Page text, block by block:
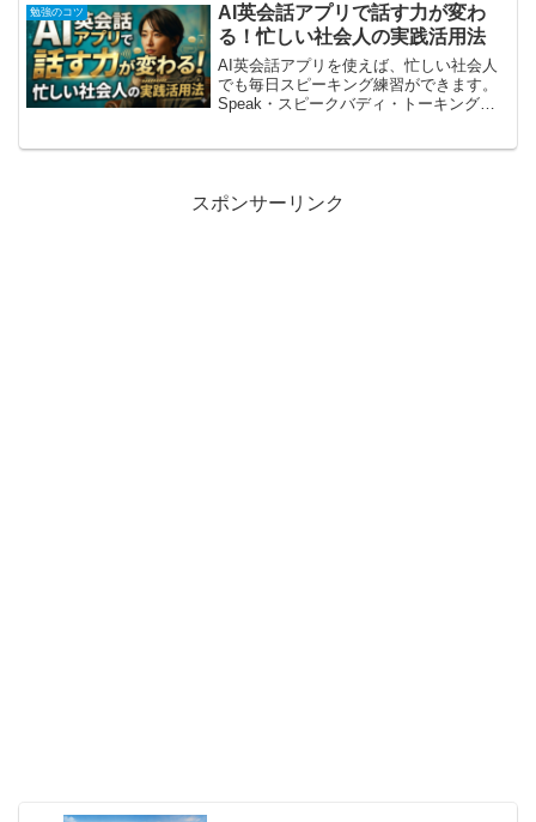
勉強のコツ
AI英会話アプリで話す力が変わ
る！忙しい社会人の実践活用法
AI英会話アプリを使えば、忙しい社会人
でも毎日スピーキング練習ができます。
Speak・スピークバディ・トーキングマ
スポンサーリンク